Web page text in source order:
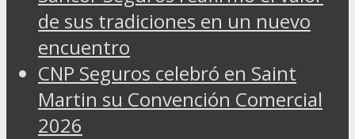
de sus tradiciones en un nuevo
encuentro
CNP Seguros celebró en Saint
Martin su Convención Comercial
2026